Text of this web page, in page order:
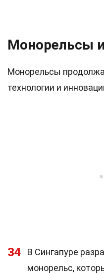
Монорельсы
Монорельсы
технологии и
34
В Сингапуре
монорельс,